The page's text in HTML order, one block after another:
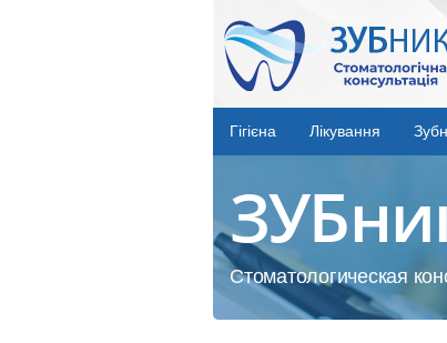
Гігієна Лікування
Стоматологическая